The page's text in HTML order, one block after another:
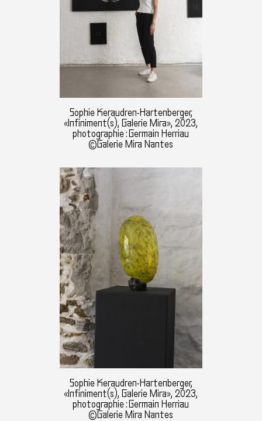
Sophie Keraudren-Hartenberger,
«Infiniment(s), Galerie Mira», 2023,
photographie : Germain Herriau
©Galerie Mira Nantes
Sophie Keraudren-Hartenberger,
«Infiniment(s), Galerie Mira», 2023,
photographie : Germain Herriau
©Galerie Mira Nantes